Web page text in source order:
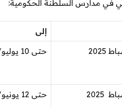
في مدارس السلطنة الحكومية:
إلى
حتى 10 يوليو/تموز 2025
حتى 12 يونيو/حزيران 2025